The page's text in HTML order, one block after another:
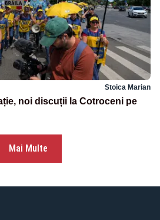
Stoica Marian
noi discuții la Cotroceni pe
Mai Multe